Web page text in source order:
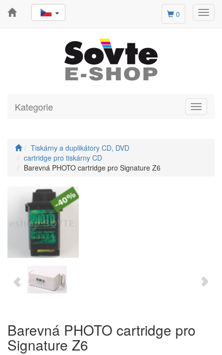
0
Toggle
Kategorie
Tiskárny a duplikátory CD, DVD
cartridge pro tiskárny CD
Barevná PHOTO cartridge pro Signature Z6
Barevná PHOTO cartridge pro
Signature Z6